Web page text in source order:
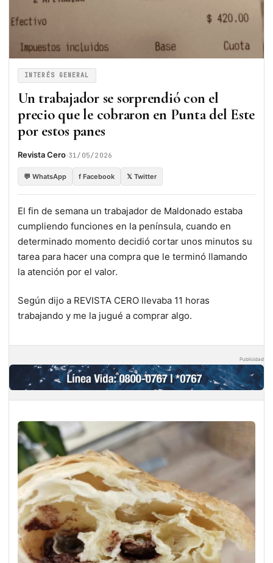
INTERÉS GENERAL
Un trabajador se sorprendió con el
precio que le cobraron en Punta del Este
por estos panes
Revista Cero·31/05/2026
💬 WhatsApp f Facebook 𝕏 Twitter
El fin de semana un trabajador de Maldonado estaba
cumpliendo funciones en la península, cuando en
determinado momento decidió cortar unos minutos su
tarea para hacer una compra que le terminó llamando
la atención por el valor.
Según dijo a REVISTA CERO llevaba 11 horas
trabajando y me la jugué a comprar algo.
Publicidad